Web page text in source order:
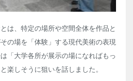
は、特定の場所や空間全体を作品と
の場を「体験」する現代美術の表現
「大学各所が展示の場になればもっ
楽しそうに狙いを話しました。